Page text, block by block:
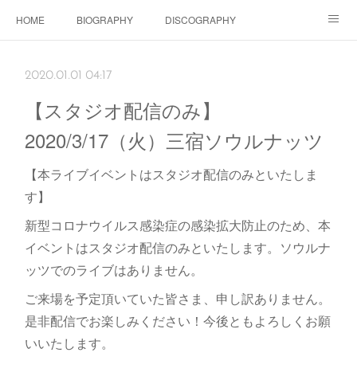
HOME BIOGRAPHY DISCOGRAPHY
2020.01.01 04:17
【スタジオ配信のみ】
2020/3/17（火）三宿ソウルナッツ
【本ライブイベントはスタジオ配信のみといたしま
す】
新型コロナウイルス感染症の感染拡大防止のため、本
イベントはスタジオ配信のみといたします。ソウルナ
ッツでのライブはありません。
ご来場を予定頂いていた皆さま、申し訳ありません。
是非配信でお楽しみください！今後ともよろしくお願
いいたします。